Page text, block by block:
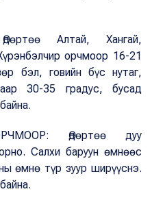
Өдөртөө Алтай, Хангай,
орчмоор 16-21
бэл, говийн бүс нутаг,
30-35 градус, бусад
Өдөртөө дуу
Салхи баруун өмнөөс
өмнө түр зуур ширүүснэ.